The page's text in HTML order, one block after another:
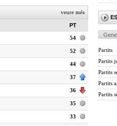
veure més
PT
54
52
44
37
36
35
33
Partits
Partits
Partits
Partits
Partits